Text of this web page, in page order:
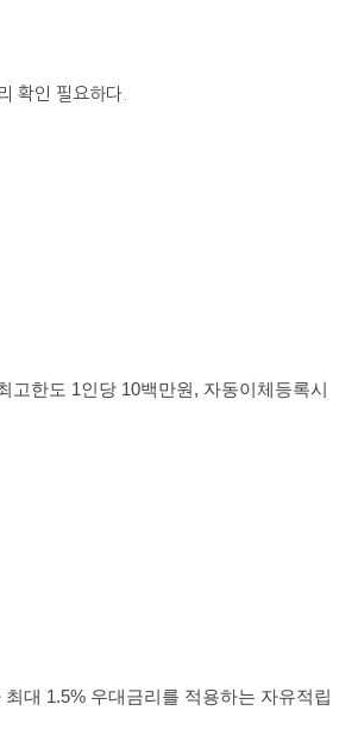
확인 필요하다.
고한도 1인당 10백만원, 자동이체등록시
최대 1.5% 우대금리를 적용하는 자유적립